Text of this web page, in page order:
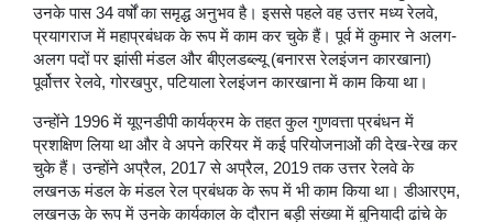
उनके पास 34 वर्षों का समृद्ध अनुभव है। इससे पहले वह उत्तर मध्य रेलवे,
प्रयागराज में महाप्रबंधक के रूप में काम कर चुके हैं। पूर्व में कुमार ने अलग-
अलग पदों पर झांसी मंडल और बीएलडब्ल्यू (बनारस रेलइंजन कारखाना)
पूर्वोत्तर रेलवे, गोरखपुर, पटियाला रेलइंजन कारखाना में काम किया था।
उन्होंने 1996 में यूएनडीपी कार्यक्रम के तहत कुल गुणवत्ता प्रबंधन में
प्रशक्षिण लिया था और वे अपने करियर में कई परियोजनाओं की देख-रेख कर
चुके हैं। उन्होंने अप्रैल, 2017 से अप्रैल, 2019 तक उत्तर रेलवे के
लखनऊ मंडल के मंडल रेल प्रबंधक के रूप में भी काम किया था। डीआरएम,
लखनऊ के रूप में उनके कार्यकाल के दौरान बड़ी संख्या में बुनियादी ढांचे के